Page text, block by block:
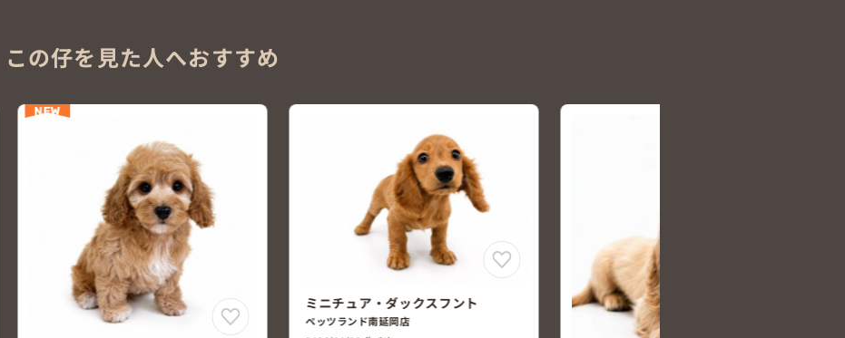
この仔を見た人へおすすめ
ミニチュア・ダックスフント
ペッツランド南延岡店